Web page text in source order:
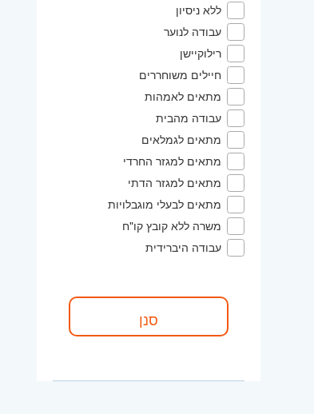
ללא ניסיון
עבודה לנוער
רילוקיישן
חיילים משוחררים
מתאים לאמהות
עבודה מהבית
מתאים לגמלאים
מתאים למגזר החרדי
מתאים למגזר הדתי
מתאים לבעלי מוגבלויות
משרה ללא קובץ קו"ח
עבודה היברידית